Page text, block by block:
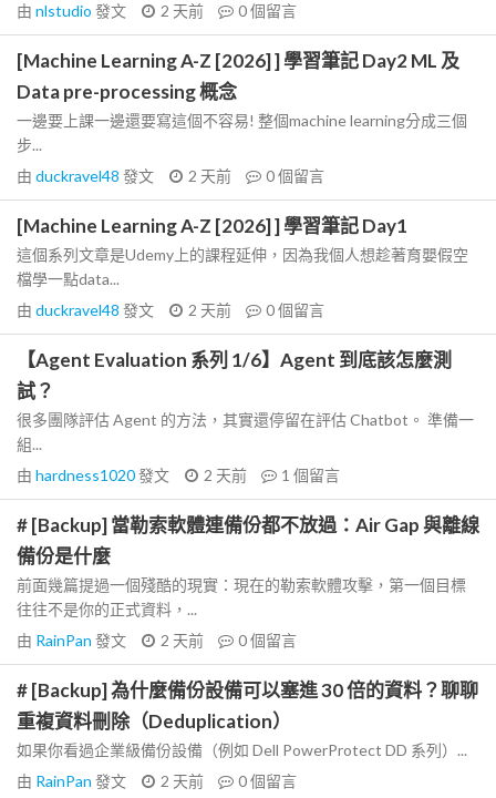
由 nlstudio 發文 2 天前 0個留言
[Machine Learning A-Z [2026] ] 學習筆記 Day2 ML 及
Data pre-processing 概念
一邊要上課一邊還要寫這個不容易! 整個machine learning分成三個
步...
由 duckravel48 發文 2 天前 0個留言
[Machine Learning A-Z [2026] ] 學習筆記 Day1
這個系列文章是Udemy上的課程延伸，因為我個人想趁著育嬰假空
檔學一點data...
由 duckravel48 發文 2 天前 0個留言
【Agent Evaluation 系列 1/6】Agent 到底該怎麼測
試？
很多團隊評估 Agent 的方法，其實還停留在評估 Chatbot。 準備一
組...
由 hardness1020發文 2 天前 1 個留言
# [Backup] 當勒索軟體連備份都不放過：Air Gap 與離線
備份是什麼
前面幾篇提過一個殘酷的現實：現在的勒索軟體攻擊，第一個目標
往往不是你的正式資料，...
由 RainPan 發文 2 天前 0個留言
# [Backup] 為什麼備份設備可以塞進 30 倍的資料？聊聊
重複資料刪除（Deduplication）
如果你看過企業級備份設備（例如 Dell PowerProtect DD 系列）...
由 RainPan 發文 2 天前 0個留言